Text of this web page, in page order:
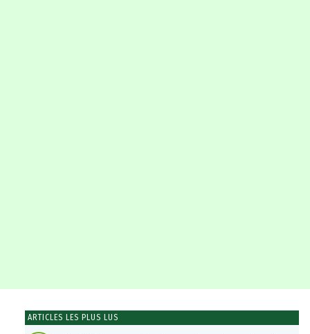
ARTICLES LES PLUS LUS